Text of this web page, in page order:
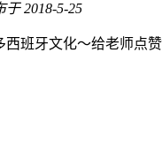
于 2018-5-25
西班牙文化～给老师点